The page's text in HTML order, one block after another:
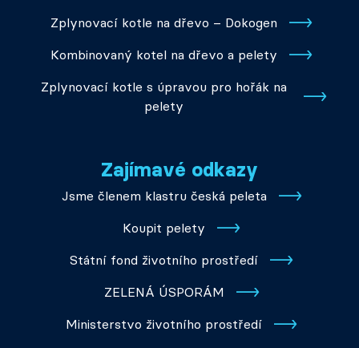
Zplynovací kotle na dřevo – Dokogen
Kombinovaný kotel na dřevo a pelety
Zplynovací kotle s úpravou pro hořák na
pelety
Zajímavé odkazy
Jsme členem klastru česká peleta
Koupit pelety
Státní fond životního prostředí
ZELENÁ ÚSPORÁM
Ministerstvo životního prostředí